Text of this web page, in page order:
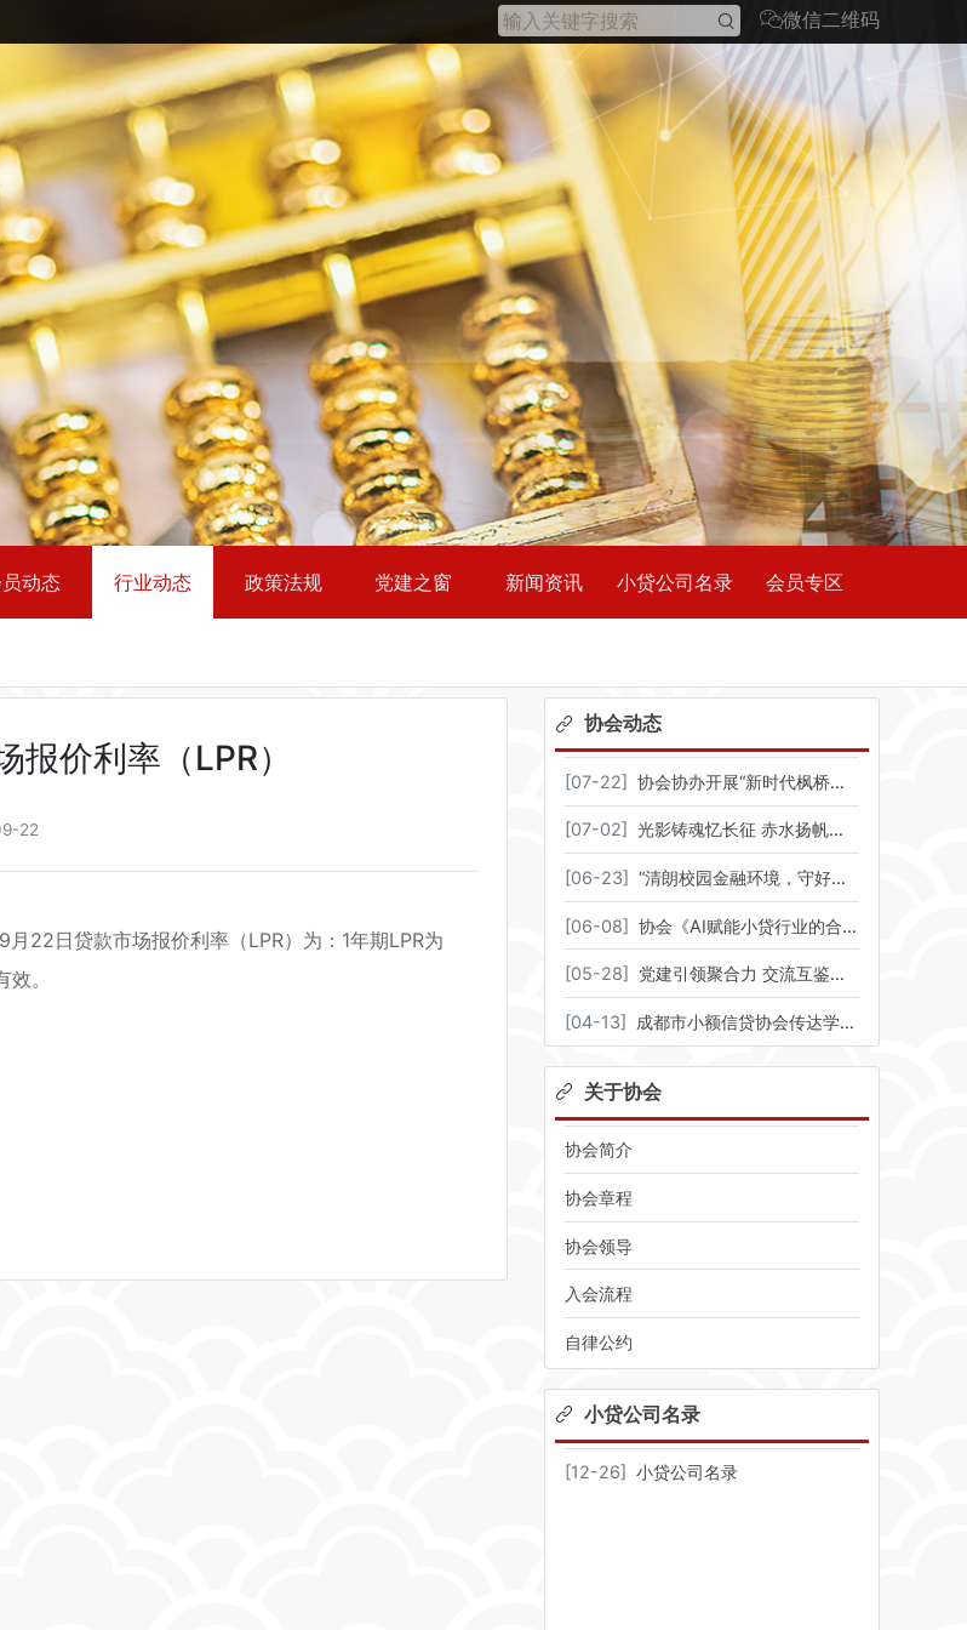
微信二维码
动态 行业动态 政策法规 党建之窗 新闻资讯 小贷公司名录 会员专区
价利率（LPR）
22
日贷款市场报价利率（LPR）为：1年期LPR为
。
协会动态
[07-22] 协会协办开展“新时代枫桥经验引领市域金融治理现代化研修班” 聚焦金融纠纷源头化解与多元共治能力建设
[07-02] 光影铸魂忆长征 赤水扬帆起征程——协会组织观看革命历史题材影片《四渡》
[06-23] “清朗校园金融环境，守好青春钱袋子”——协会参与成都市2026年防范非法金融活动宣传月西南石油大学专场活动
[06-08] 协会《AI赋能小贷行业的合规与应用》专题培训圆满召开
[05-28] 党建引领聚合力 交流互鉴促提升——协会召开党建行政工作座谈交流会
[04-13] 成都市小额信贷协会传达学习全国两会精神会议暨第四届第四次会员大会圆满召开
关于协会
协会简介
协会章程
协会领导
入会流程
自律公约
小贷公司名录
[12-26] 小贷公司名录